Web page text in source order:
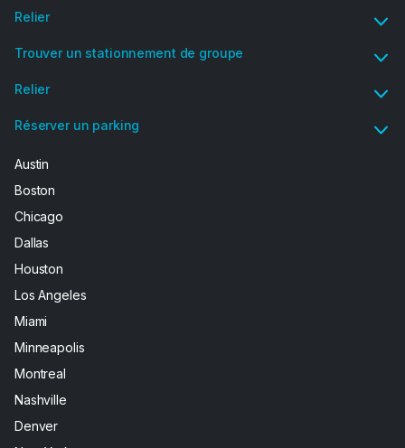
Relier
Trouver un stationnement de groupe
Relier
Réserver un parking
Austin
Boston
Chicago
Dallas
Houston
Los Angeles
Miami
Minneapolis
Montreal
Nashville
Denver